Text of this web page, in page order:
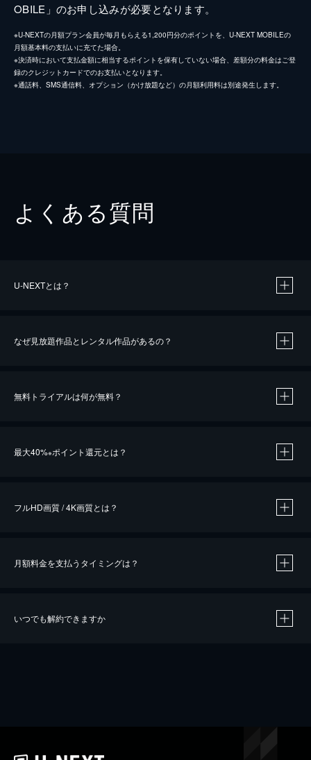
OBILE」のお申し込みが必要となります。
※U-NEXTの月額プラン会員が毎月もらえる1,200円分のポイントを、U-NEXT MOBILEの
月額基本料の支払いに充てた場合。
※決済時において支払金額に相当するポイントを保有していない場合、差額分の料金はご登
録のクレジットカードでのお支払いとなります。
※通話料、SMS通信料、オプション（かけ放題など）の月額利用料は別途発生します。
よくある質問
U-NEXTとは？
なぜ見放題作品とレンタル作品があるの？
無料トライアルは何が無料？
最大40%※ポイント還元とは？
※40％ポイント還元の対象は、クレジットカード決済による作品の購入 / レンタルです。
iOSアプリのUコイン決済による作品の購入 / レンタルは、20％のポイント還元です。
フルHD画質 / 4K画質とは？
月額料金を支払うタイミングは？
いつでも解約できますか